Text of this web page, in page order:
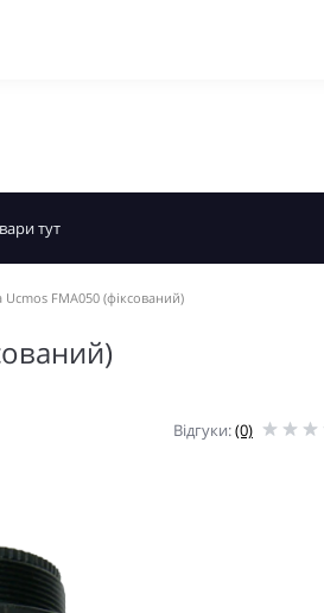
Ucmos FMA050 (фіксований)
Відгуки:(0)